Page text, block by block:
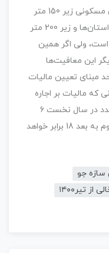
وی اضافه کرد: طبق این مواد واحدهای مسکونی زیر 150 متر
مربع اجاره داده شده در تهران و مراکز استان‌ها و زیر 200 متر
است، ولی اگر همین
این معافیت‌ها
مبنای تعیین مالیات
که مالیات بر اجاره
تعیین شود برای خانه‌های خالی این عدد در سال نخست 6
برابر، در سال دوم 12 برابر و در سال سوم به بعد 18 برابر خواهد
سازه جو
تیر۱۴۰۰